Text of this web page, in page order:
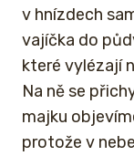
v hnízdech
vajíčka do
které vylézají
Na ně se
majku
protože v